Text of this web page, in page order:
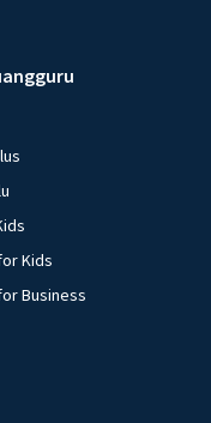
Kids
Business